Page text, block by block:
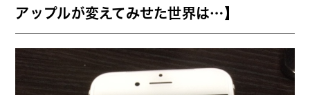
アップルが変えてみせた世界は…】